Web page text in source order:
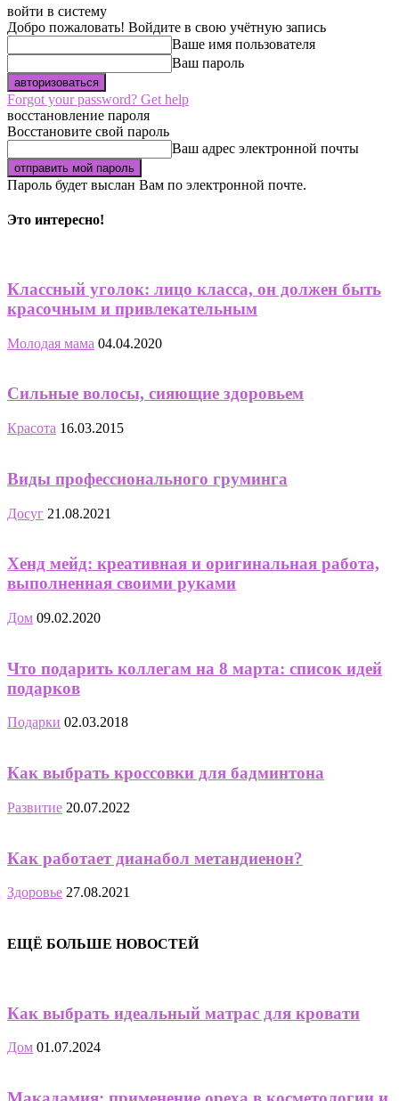
войти в систему
Добро пожаловать! Войдите в свою учётную запись
Ваше имя пользователя
Ваш пароль
Forgot your password? Get help
восстановление пароля
Восстановите свой пароль
Ваш адрес электронной почты
Пароль будет выслан Вам по электронной почте.
Это интересно!
Классный уголок: лицо класса, он должен быть
красочным и привлекательным
Молодая мама 04.04.2020
Сильные волосы, сияющие здоровьем
Красота 16.03.2015
Виды профессионального груминга
Досуг 21.08.2021
Хенд мейд: креативная и оригинальная работа,
выполненная своими руками
Дом 09.02.2020
Что подарить коллегам на 8 марта: список идей
подарков
Подарки 02.03.2018
Как выбрать кроссовки для бадминтона
Развитие 20.07.2022
Как работает дианабол метандиенон?
Здоровье 27.08.2021
ЕЩЁ БОЛЬШЕ НОВОСТЕЙ
Как выбрать идеальный матрас для кровати
Дом 01.07.2024